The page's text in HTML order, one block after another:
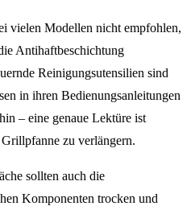
vielen Modellen nicht empfohlen,
Antihaftbeschichtung
Reinigungsutensilien sind
in ihren Bedienungsanleitungen
– eine genaue Lektüre ist
zu verlängern.
sollten auch die
Komponenten trocken und